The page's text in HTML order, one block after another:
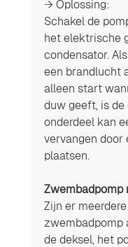
→ Oplossing:
Schakel de
het elektrische
condensator.
een brandlucht
alleen start
duw geeft, is
onderdeel kan
vervangen door
plaatsen.
Zwembadpomp
Zijn er
zwembadpomp
de deksel, het